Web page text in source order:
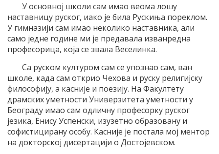
У основној школи сам имао веома лошу
наставницу руског, иако је била Рускиња пореклом.
У гимназији сам имао неколико наставника, али
само једне године ми је предавала изванредна
професорица, која се звала Веселинка.
Са руском културом сам се упознао сам, ван
школе, када сам открио Чехова и руску религијску
философију, а касније и поезију. На Факултету
драмских уметности Универзитета уметности у
Београду имао сам одличну професорку руског
језика, Енису Успенски, изузетно образовану и
софистицирану особу. Касније је постала мој ментор
на докторској дисертацији о Достојевском.